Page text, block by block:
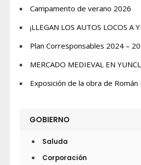
Campamento de verano 2026
¡LLEGAN LOS AUTOS LOCOS A
Plan Corresponsables 2024 –
MERCADO MEDIEVAL EN
Exposición de la obra de Román
GOBIERNO
Saluda
Corporación